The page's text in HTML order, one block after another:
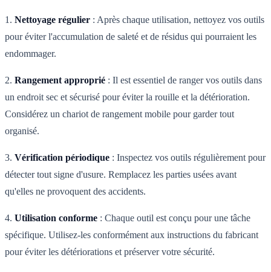
1. Nettoyage régulier : Après chaque utilisation, nettoyez vos outils
pour éviter l'accumulation de saleté et de résidus qui pourraient les
endommager.
2. Rangement approprié : Il est essentiel de ranger vos outils dans
un endroit sec et sécurisé pour éviter la rouille et la détérioration.
Considérez un chariot de rangement mobile pour garder tout
organisé.
3. Vérification périodique : Inspectez vos outils régulièrement pour
détecter tout signe d'usure. Remplacez les parties usées avant
qu'elles ne provoquent des accidents.
4. Utilisation conforme : Chaque outil est conçu pour une tâche
spécifique. Utilisez-les conformément aux instructions du fabricant
pour éviter les détériorations et préserver votre sécurité.